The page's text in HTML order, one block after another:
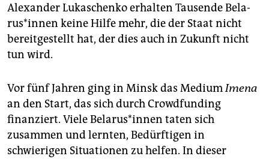
Alexander Lukaschenko erhalten Tausende Be­la­
rus*­in­nen keine Hilfe mehr, die der Staat nicht
bereitgestellt hat, der dies auch in Zukunft nicht
tun wird.
Vor fünf Jahren ging in Minsk das MediumImena
an den Start, das sich durch Crowdfunding
finanziert. Viele Be­la­rus*­in­nen taten sich
zusammen und lernten, Bedürftigen in
schwierigen Situationen zu helfen. In dieser